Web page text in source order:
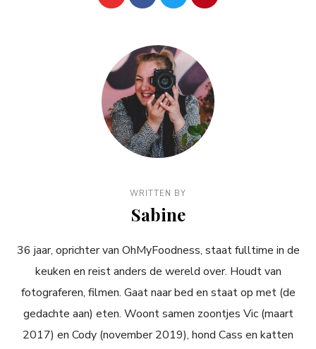
WRITTEN BY
Sabine
36 jaar, oprichter van OhMyFoodness, staat fulltime in de
keuken en reist anders de wereld over. Houdt van
fotograferen, filmen. Gaat naar bed en staat op met (de
gedachte aan) eten. Woont samen zoontjes Vic (maart
2017) en Cody (november 2019), hond Cass en katten